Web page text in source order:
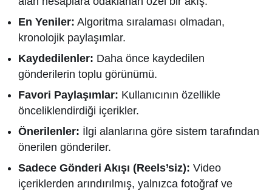
En Yeniler: Algoritma sıralaması olmadan,
kronolojik paylaşımlar.
Kaydedilenler: Daha önce kaydedilen
gönderilerin toplu görünümü.
Favori Paylaşımlar: Kullanıcının özellikle
önceliklendirdiği içerikler.
Önerilenler: İlgi alanlarına göre sistem tarafından
önerilen gönderiler.
Sadece Gönderi Akışı (Reels’siz): Video
içeriklerden arındırılmış, yalnızca fotoğraf ve